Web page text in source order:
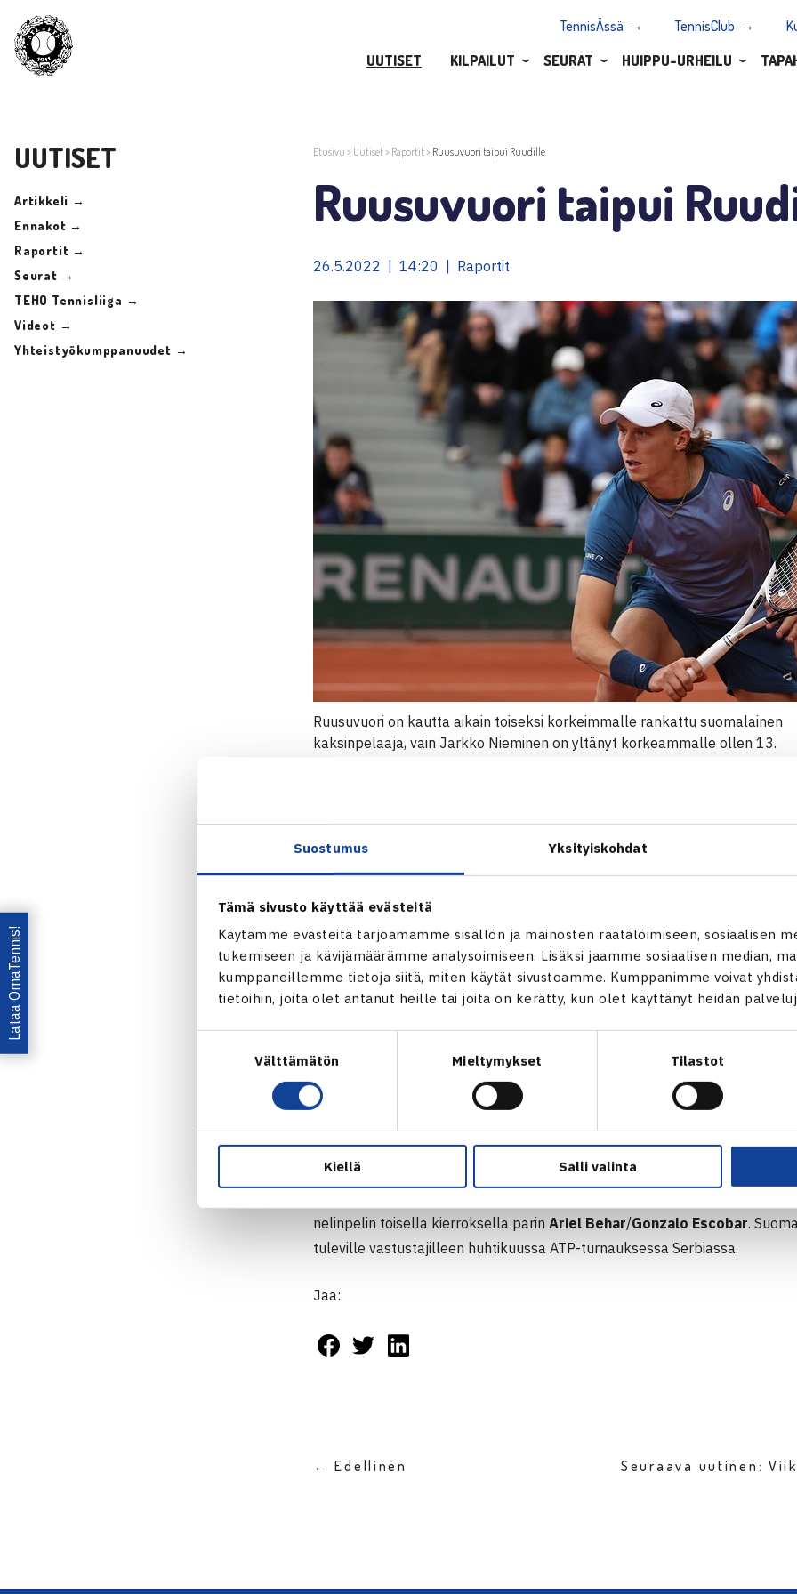
Suostumus Yksityiskohdat
Tämä sivusto käyttää evästeitä
Käytämme evästeitä tarjoamamme sisällön ja mainosten räätälöimiseen, sosiaalisen
tukemiseen ja kävijämäärämme analysoimiseen. Lisäksi jaamme sosiaalisen median,
kumppaneillemme tietoja siitä, miten käytät sivustoamme. Kumppanimme voivat
tietoihin, joita olet antanut heille tai joita on kerätty, kun olet käyttänyt heidän
Välttämätön Mieltymykset Tilastot
Kiellä Salli valinta
TennisÄssä TennisClub
UUTISET
KILPAILUT SEURAT HUIPPU-URHEILU
UUTISET
Artikkeli →
Ennakot →
Raportit →
Seurat →
TEHO Tennisliiga →
Videot →
Yhteistyökumppanuudet →
Etusivu > Uutiset> Raportit> Ruusuvuori taipui Ruudille
Ruusuvuori taipui
26.5.2022 | 14:20 | Raportit
Ruusuvuori on kautta aikain toiseksi korkeimmalle rankattu suomalainen
kaksinpelaaja, vain Jarkko Nieminen on yltänyt korkeammalle ollen 13.
pelasi tasapainoisen ottelun, mutta kahdeksanneksi
Ruud ja Ruusuvuori olivat kohdanneet ammattilaiskentillä kahdesti ja
Barcelonan ATP-turnauksessa.
Tämän päivän ottelussa nähtiin taidokasta ja tasaväkistä tennistä.
murron, eikä antanut Ruusuvuorelle murtomahdollisuuksia, mikä toi erän
Ruusuvuorella oli myös murtomahdollisuuksia useaan otteeseen, mutta
yhden tarvittavan murron erävoittoon.
Kolmannessa erässä norjalaispelaaja karkasi lopullisesti ja löi
2.
RANSKAN AVOIMET
nelinpelin toisella kierroksella parin Ariel Behar/Gonzalo Escobar.
tuleville vastustajilleen huhtikuussa ATP-turnauksessa Serbiassa.
Jaa:
← Edellinen Seuraava uutinen:
Lataa OmaTennis!